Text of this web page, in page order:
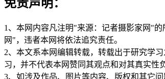
免责声明：
1、本网内容凡注明"来源：记者摄影家网"
网"，违者本网将依法追究责任。
2、本文系本网编辑转载，转载出于研究学
习，并不代表本网赞同其观点和对其真实性
3、如涉及作品、图片等内容、版权和其它